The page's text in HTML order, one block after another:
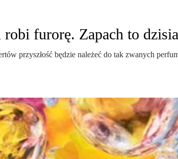
furorę. Zapach to
przyszłość będzie należeć do tak zwanych